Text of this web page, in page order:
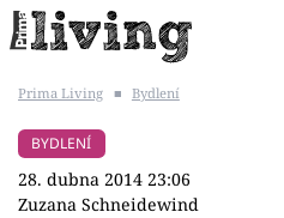
BYDLENÍ SLAVNÝCH
Prima Living ■ Bydlení
BYDLENÍ
28. dubna 2014 23:06
Zuzana Schneidewind